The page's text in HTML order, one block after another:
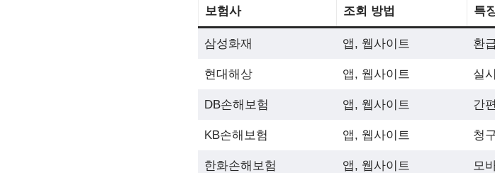
보험사 조회 방법 특
삼성화재 앱, 웹사이트 환
현대해상 앱, 웹사이트 실
DB손해보험 앱, 웹사이트 간
KB손해보험 앱, 웹사이트 청
한화손해보험 앱, 웹사이트 모